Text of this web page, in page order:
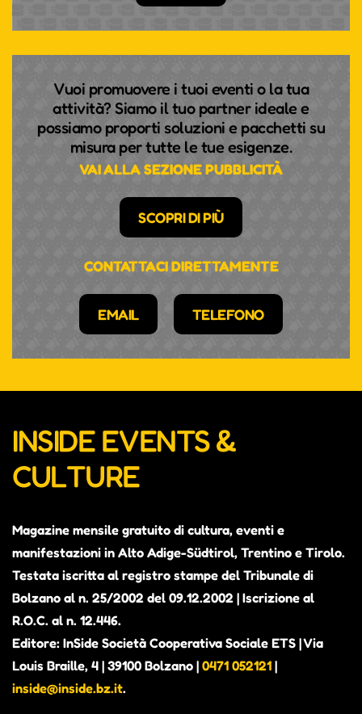
Vuoi promuovere i tuoi eventi o la tua
attività? Siamo il tuo partner ideale e
possiamo proporti soluzioni e pacchetti su
misura per tutte le tue esigenze.
VAI ALLA SEZIONE PUBBLICITÀ
SCOPRI DI PIÙ
CONTATTACI DIRETTAMENTE
EMAIL TELEFONO
INSIDE EVENTS &
CULTURE
Magazine mensile gratuito di cultura, eventi e
manifestazioni in Alto Adige-Südtirol, Trentino e Tirolo.
Testata iscritta al registro stampe del Tribunale di
Bolzano al n. 25/2002 del 09.12.2002 | Iscrizione al
R.O.C. al n. 12.446.
Editore: InSide Società Cooperativa Sociale ETS | Via
Louis Braille, 4 | 39100 Bolzano | 0471 052121 |
inside@inside.bz.it.